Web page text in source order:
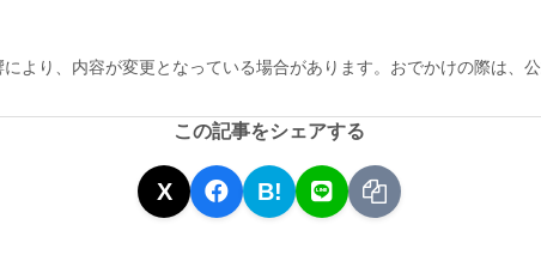
より、内容が変更となっている場合があります。おでかけの際は、
この記事をシェアする
X B!